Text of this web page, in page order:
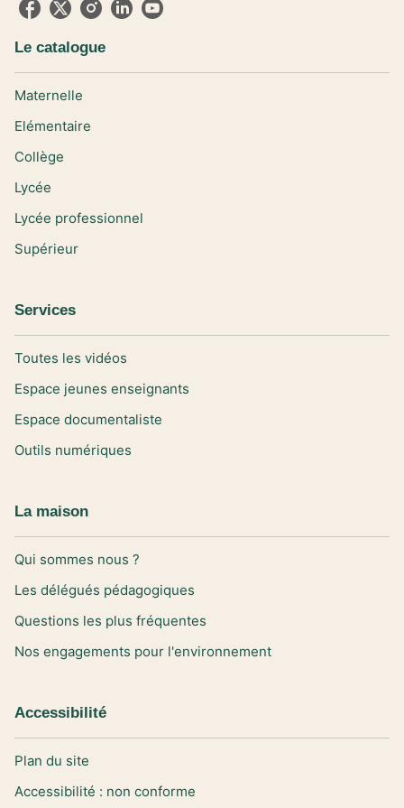
Le catalogue
Maternelle
Elémentaire
Collège
Lycée
Lycée professionnel
Supérieur
Services
Toutes les vidéos
Espace jeunes enseignants
Espace documentaliste
Outils numériques
La maison
Qui sommes nous ?
Les délégués pédagogiques
Questions les plus fréquentes
Nos engagements pour l'environnement
Accessibilité
Plan du site
Accessibilité : non conforme